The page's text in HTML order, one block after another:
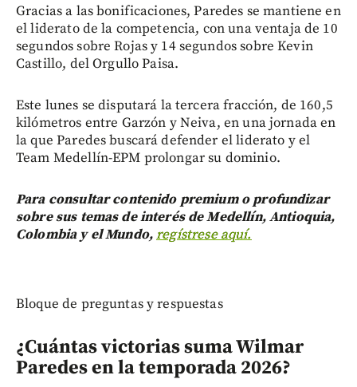
Gracias a las bonificaciones, Paredes se mantiene en
el liderato de la competencia, con una ventaja de 10
segundos sobre Rojas y 14 segundos sobre Kevin
Castillo, del Orgullo Paisa.
Este lunes se disputará la tercera fracción, de 160,5
kilómetros entre Garzón y Neiva, en una jornada en
la que Paredes buscará defender el liderato y el
Team Medellín-EPM prolongar su dominio.
Para consultar contenido premium o profundizar
sobre sus temas de interés de Medellín, Antioquia,
Colombia y el Mundo,regístrese aquí.
Bloque de preguntas y respuestas
¿Cuántas victorias suma Wilmar
Paredes en la temporada 2026?